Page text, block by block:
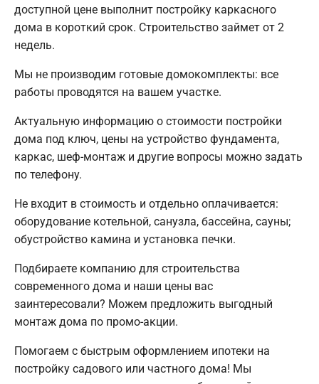
доступной цене выполнит постройку каркасного
дома в короткий срок. Строительство займет от 2
недель.
Мы не производим готовые домокомплекты: все
работы проводятся на вашем участке.
Актуальную информацию о стоимости постройки
дома под ключ, цены на устройство фундамента,
каркас, шеф-монтаж и другие вопросы можно задать
по телефону.
Не входит в стоимость и отдельно оплачивается:
оборудование котельной, санузла, бассейна, сауны;
обустройство камина и установка печки.
Подбираете компанию для строительства
современного дома и наши цены вас
заинтересовали? Можем предложить выгодный
монтаж дома по промо-акции.
Помогаем с быстрым оформлением ипотеки на
постройку садового или частного дома! Мы